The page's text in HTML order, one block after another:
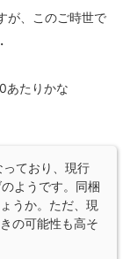
が、このご時世で
あたりかな
ており、現行
ようです。同梱
うか。ただ、現
の可能性も高そ